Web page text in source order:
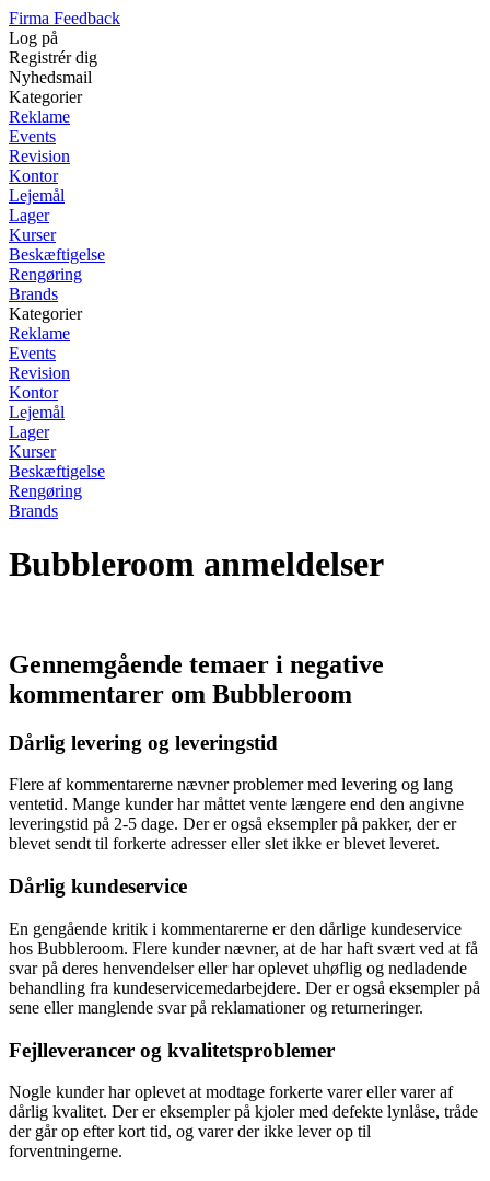
Firma Feedback
Log på
Registrér dig
Nyhedsmail
Kategorier
Reklame
Events
Revision
Kontor
Lejemål
Lager
Kurser
Beskæftigelse
Rengøring
Brands
Kategorier
Reklame
Events
Revision
Kontor
Lejemål
Lager
Kurser
Beskæftigelse
Rengøring
Brands
Bubbleroom anmeldelser
Gennemgående temaer i negative
kommentarer om Bubbleroom
Dårlig levering og leveringstid
Flere af kommentarerne nævner problemer med levering og lang
ventetid. Mange kunder har måttet vente længere end den angivne
leveringstid på 2-5 dage. Der er også eksempler på pakker, der er
blevet sendt til forkerte adresser eller slet ikke er blevet leveret.
Dårlig kundeservice
En gengående kritik i kommentarerne er den dårlige kundeservice
hos Bubbleroom. Flere kunder nævner, at de har haft svært ved at få
svar på deres henvendelser eller har oplevet uhøflig og nedladende
behandling fra kundeservicemedarbejdere. Der er også eksempler på
sene eller manglende svar på reklamationer og returneringer.
Fejlleverancer og kvalitetsproblemer
Nogle kunder har oplevet at modtage forkerte varer eller varer af
dårlig kvalitet. Der er eksempler på kjoler med defekte lynlåse, tråde
der går op efter kort tid, og varer der ikke lever op til
forventningerne.